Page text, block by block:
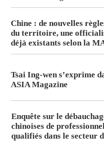
Chine : de nouvelles
du territoire, une
déjà existants selon la
Tsai Ing-wen s’exprime
ASIA Magazine
Enquête sur le
chinoises de
qualifiés dans le secteur